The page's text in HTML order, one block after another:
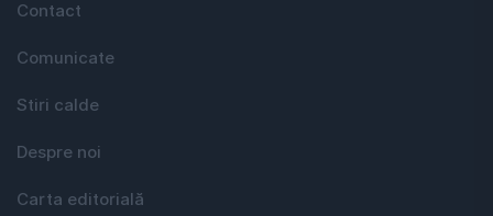
Contact
Comunicate
Stiri calde
Despre noi
Carta editorială